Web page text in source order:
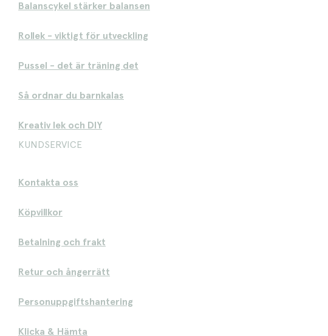
Balanscykel stärker balansen
Rollek - viktigt för utveckling
Pussel - det är träning det
Så ordnar du barnkalas
Kreativ lek och DIY
KUNDSERVICE
Kontakta oss
Köpvillkor
Betalning och frakt
Retur och ångerrätt
Personuppgiftshantering
Klicka & Hämta